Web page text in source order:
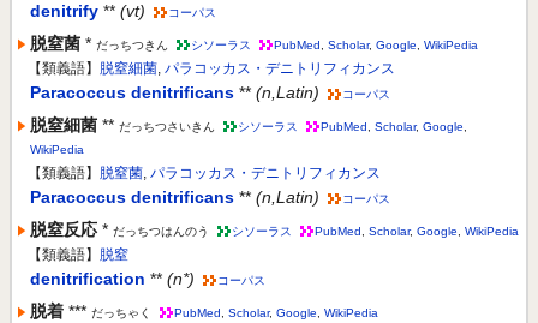
denitrify ** (vt) コーパス
脱窒菌 * だっちつきん シソーラス PubMed Scholar, Google WikiPedia
【類義語】 脱窒細菌, パラコッカス・デニトリフィカンス
Paracoccus denitrificans ** (n,Latin) コーパス
脱窒細菌 ** だっちつさいきん シソーラス PubMed Scholar, Google
WikiPedia
【類義語】 脱窒菌, パラコッカス・デニトリフィカンス
Paracoccus denitrificans ** (n,Latin) コーパス
脱窒反応 * だっちつはんのう シソーラス PubMed Scholar, Google WikiPedia
【類義語】 脱窒
denitrification ** (n*) コーパス
脱着 *** だっちゃく PubMed Scholar, Google WikiPedia